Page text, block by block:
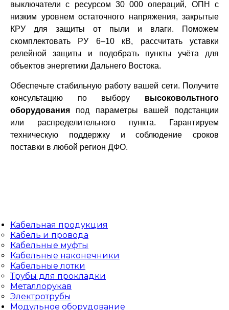
выключатели с ресурсом 30 000 операций, ОПН с
низким уровнем остаточного напряжения, закрытые
КРУ для защиты от пыли и влаги. Поможем
скомплектовать РУ 6–10 кВ, рассчитать уставки
релейной защиты и подобрать пункты учёта для
объектов энергетики Дальнего Востока.
Обеспечьте стабильную работу вашей сети. Получите
консультацию по выбору высоковольтного
оборудования под параметры вашей подстанции
или распределительного пункта. Гарантируем
техническую поддержку и соблюдение сроков
поставки в любой регион ДФО.
Кабельная продукция
Кабель и провода
Кабельные муфты
Кабельные наконечники
Кабельные лотки
Трубы для прокладки
Металлорукав
Электротрубы
Модульное оборудование